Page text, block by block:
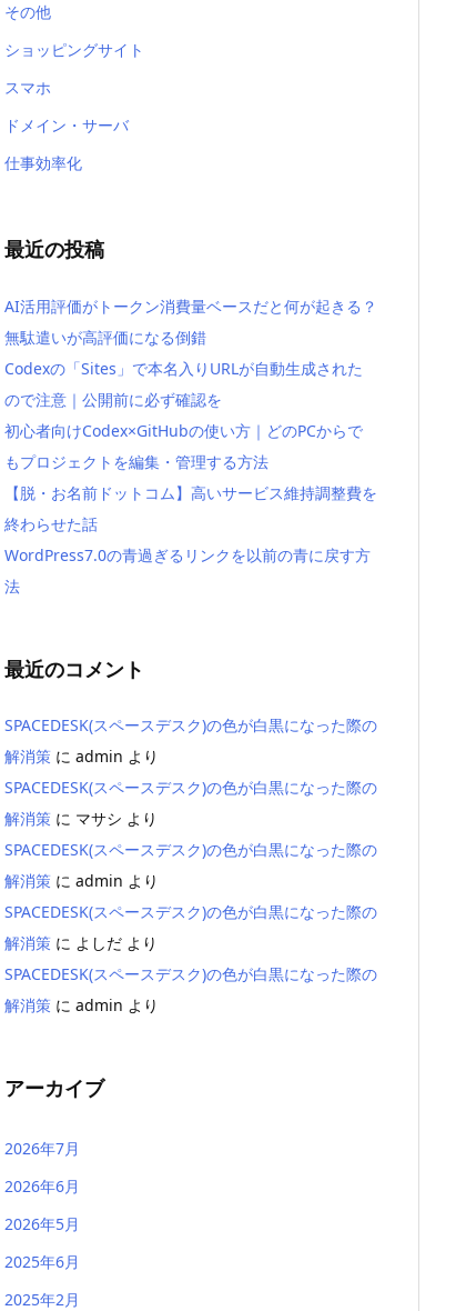
その他
ショッピングサイト
スマホ
ドメイン・サーバ
仕事効率化
最近の投稿
AI活用評価がトークン消費量ベースだと何が起きる？
無駄遣いが高評価になる倒錯
Codexの「Sites」で本名入りURLが自動生成された
ので注意｜公開前に必ず確認を
初心者向けCodex×GitHubの使い方｜どのPCからで
もプロジェクトを編集・管理する方法
【脱・お名前ドットコム】高いサービス維持調整費を
終わらせた話
WordPress7.0の青過ぎるリンクを以前の青に戻す方
法
最近のコメント
SPACEDESK(スペースデスク)の色が白黒になった際の
解消策 に admin より
SPACEDESK(スペースデスク)の色が白黒になった際の
解消策 に マサシ より
SPACEDESK(スペースデスク)の色が白黒になった際の
解消策 に admin より
SPACEDESK(スペースデスク)の色が白黒になった際の
解消策 に よしだ より
SPACEDESK(スペースデスク)の色が白黒になった際の
解消策 に admin より
アーカイブ
2026年7月
2026年6月
2026年5月
2025年6月
2025年2月